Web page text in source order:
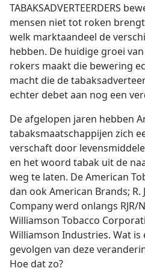
TABAKSADVERTEERDERS
mensen niet tot roken
welk marktaandeel de
hebben. De huidige groei
rokers maakt die bewering
macht die de
echter debet aan nog een
De afgelopen jaren hebben
tabaksmaatschappijen zich
verschaft door
en het woord tabak uit de
weg te laten. De American
dan ook American Brands; R.
Company werd onlangs RJR/
Williamson Tobacco
Williamson Industries. Wat is
gevolgen van deze
Hoe dat zo?